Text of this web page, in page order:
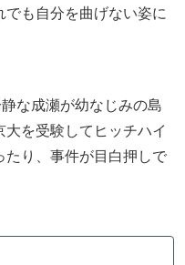
も自分を曲げない姿に
な成瀬が幼なじみの島
を受験してヒッチハイ
たり、事件が目白押しで